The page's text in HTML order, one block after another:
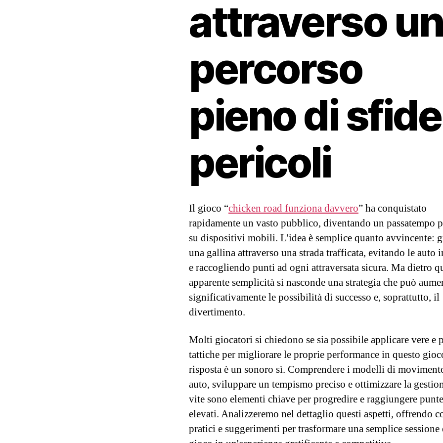
attraverso un
percorso
pieno di
pericoli
Il gioco “chicken road funziona davvero” ha conquistato
rapidamente un vasto pubblico, diventando un passatempo
su dispositivi mobili. L'idea è semplice quanto avvincente:
una gallina attraverso una strada trafficata, evitando le auto
e raccogliendo punti ad ogni attraversata sicura. Ma dietro
apparente semplicità si nasconde una strategia che può
significativamente le possibilità di successo e, soprattutto, il
divertimento.
Molti giocatori si chiedono se sia possibile applicare vere e
tattiche per migliorare le proprie performance in questo
risposta è un sonoro sì. Comprendere i modelli di
auto, sviluppare un tempismo preciso e ottimizzare la
vite sono elementi chiave per progredire e raggiungere
elevati. Analizzeremo nel dettaglio questi aspetti, offrendo
pratici e suggerimenti per trasformare una semplice sessione